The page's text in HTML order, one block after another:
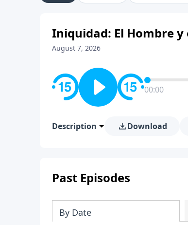
Iniquidad: El Hombre
August 7, 2026
00:00
Description Download
Past Episodes
By Date